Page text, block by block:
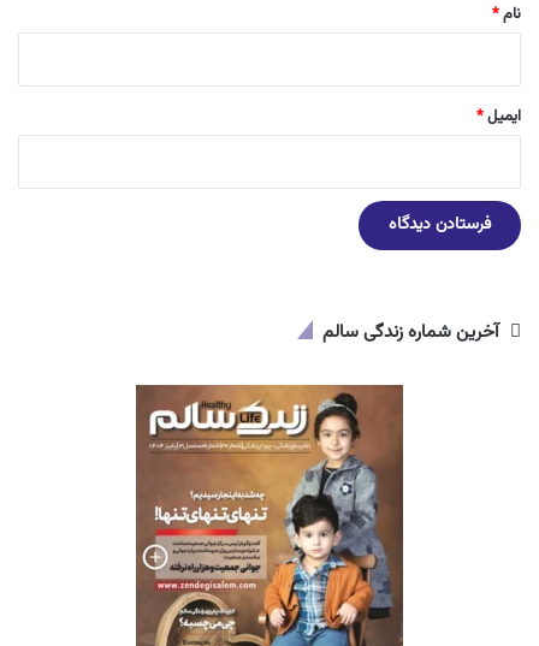
نام*
ایمیل*
آخرین شماره زندگی سالم